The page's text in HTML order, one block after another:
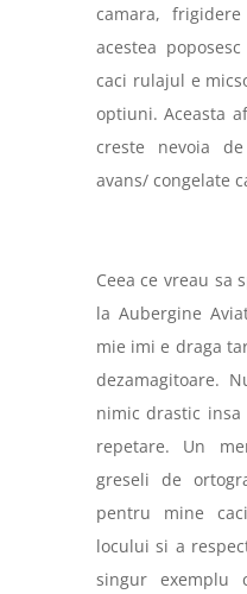
camara,
acestea
caci rulajul e
optiuni. Aceasta
creste nevoia
avans/ congelate
Ceea ce vreau sa
la Aubergine
mie imi e draga
dezamagitoare.
nimic drastic
repetare. Un
greseli de
pentru mine
locului si a
singur exemplu